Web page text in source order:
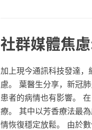
社群媒體焦
加上現今通訊科技發達
慮。 葉醫生分享，新冠
患者的病情也有影響。
療。 其中以芳香療法最
情恢復穩定放鬆。 由於